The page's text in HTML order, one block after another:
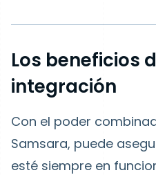
Los beneficios
integración
Con el poder
Samsara, puede
esté siempre en